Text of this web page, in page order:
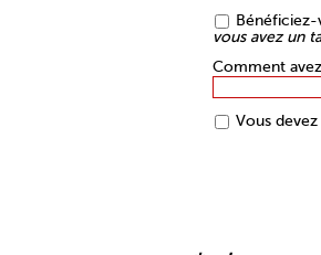
vous avez un
Comment
Vous